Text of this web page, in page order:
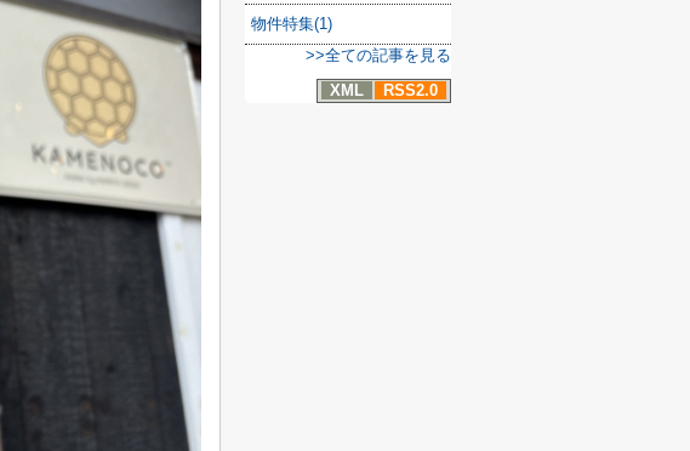
物件特集(1)
>>全ての記事を見る
XML
RSS2.0